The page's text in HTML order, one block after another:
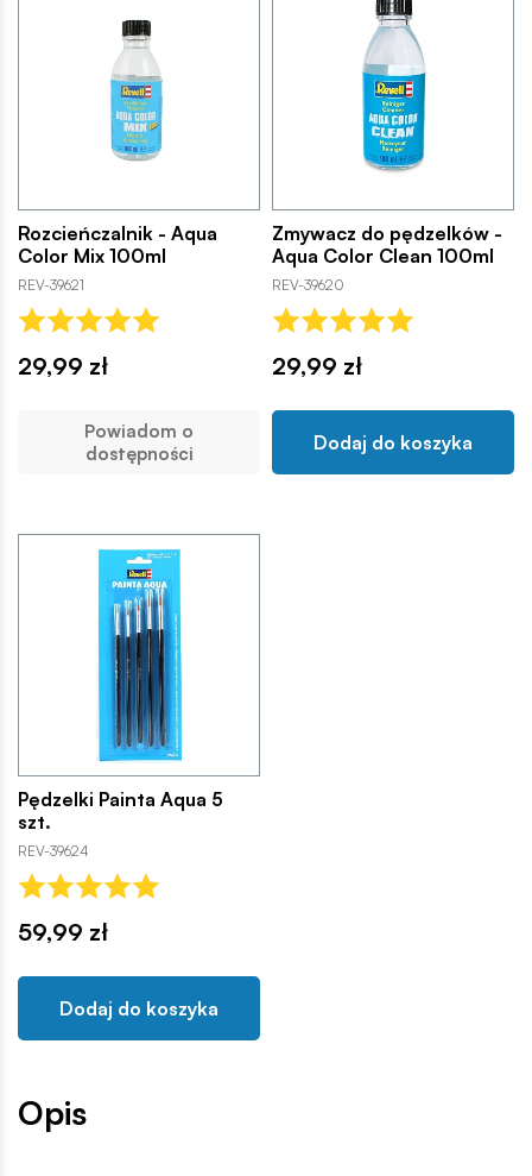
Rozcieńczalnik - Aqua
Color Mix 100ml
REV-39621
29,99 zł
Powiadom o
dostępności
Zmywacz do pędzelków -
Aqua Color Clean 100ml
REV-39620
29,99 zł
Dodaj do koszyka
Pędzelki Painta Aqua 5
szt.
REV-39624
59,99 zł
Dodaj do koszyka
Opis